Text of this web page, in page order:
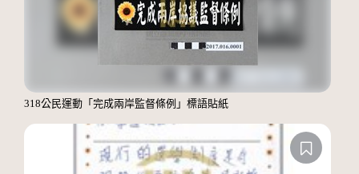
318公民運動「完成兩岸監督條例」標語貼紙